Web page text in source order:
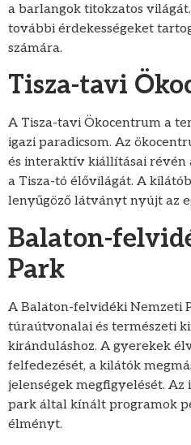
a barlangok titokzatos
további érdekességeket
számára.
Tisza-tavi
A Tisza-tavi Ökocentrum a
igazi paradicsom. Az
és interaktív kiállításai révén
a Tisza-tó élővilágát. A
lenyűgöző látványt nyújt az
Balaton-
Park
A Balaton-felvidéki Nemzeti
túraútvonalai és természeti
kiránduláshoz. A gyerekek
felfedezését, a kilátók
jelenségek megfigyelését.
park által kínált programok
élményt.